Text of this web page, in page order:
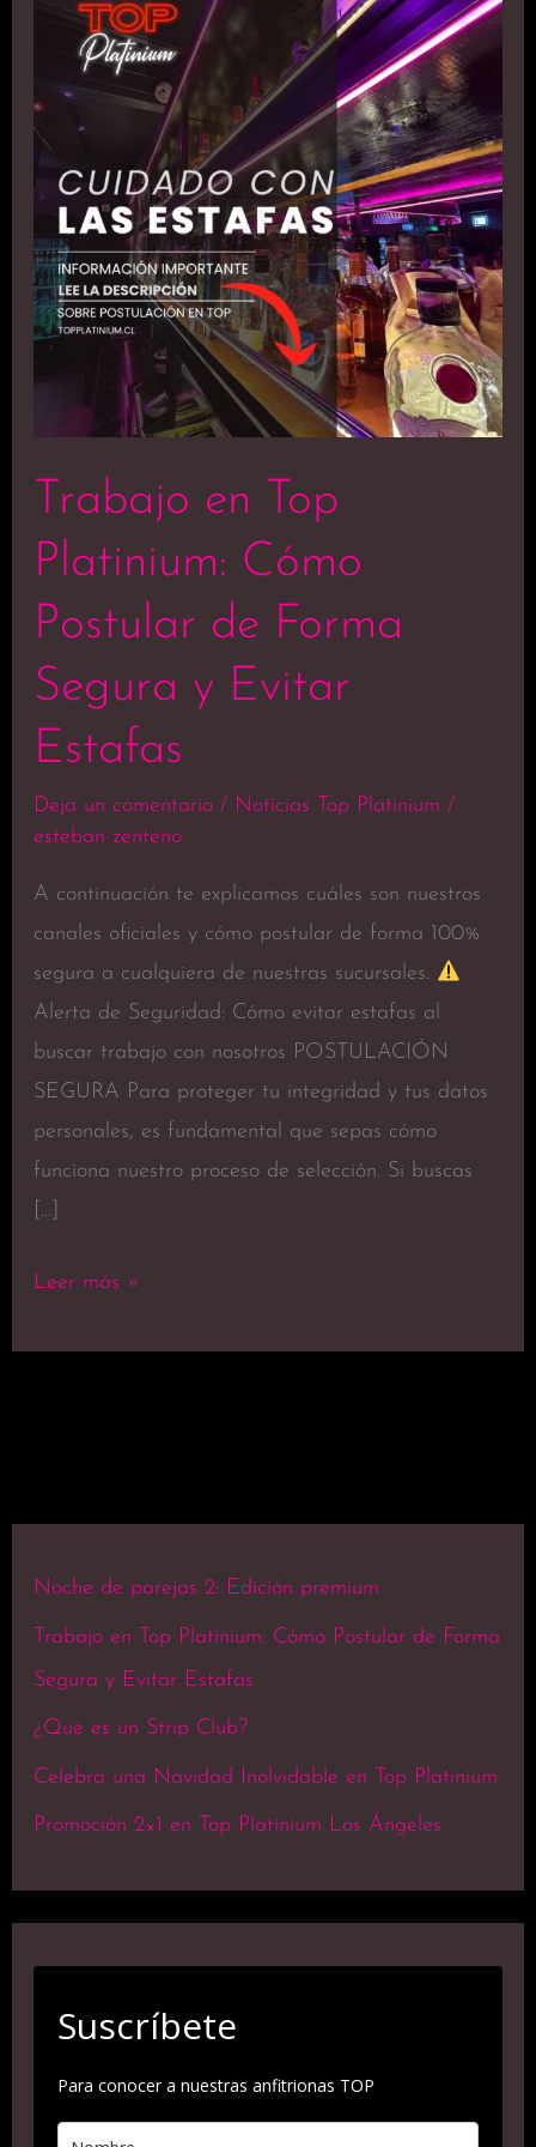
Noche de parejas 2: Edición premium
Trabajo en Top Platinium: Cómo Postular de Forma
Segura y Evitar Estafas
¿Qué es un Strip Club?
Celebra una Navidad Inolvidable en Top Platinium
Promoción 2×1 en Top Platinium Los Ángeles
Suscríbete
Para conocer a nuestras anfitrionas TOP
Trabajo en Top
Platinium: Cómo
Postular de Forma
Segura y Evitar
Estafas
Deja un comentario / Noticias Top Platinium /
esteban zenteno
A continuación te explicamos cuáles son nuestros
canales oficiales y cómo postular de forma 100%
segura a cualquiera de nuestras sucursales.
Alerta de Seguridad: Cómo evitar estafas al
buscar trabajo con nosotros POSTULACIÓN
SEGURA Para proteger tu integridad y tus datos
personales, es fundamental que sepas cómo
funciona nuestro proceso de selección. Si buscas
[…]
Platinium:
Cómo
Postular
Forma
Segura
y
Evitar
Leer más »